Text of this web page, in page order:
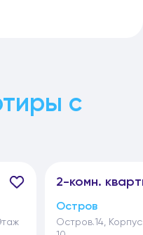
с
2-комн.
Остров
Остров.14,